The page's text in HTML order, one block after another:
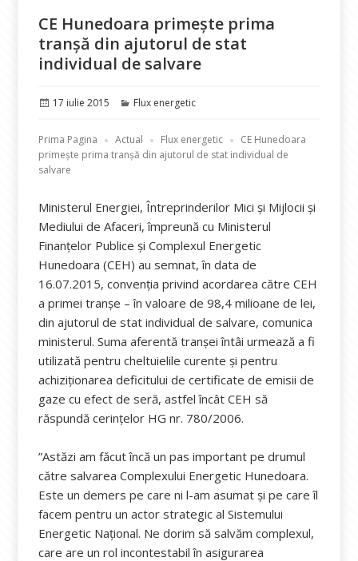
CE Hunedoara primește prima
tranșă din ajutorul de stat
individual de salvare
Publicat
17 iulie 2015 Categorii
Flux energetic
Prima Pagina Actual Flux energetic
CE Hunedoara
primește prima tranșă din ajutorul de stat individual de
salvare
Ministerul Energiei, Întreprinderilor Mici și Mijlocii și
Mediului de Afaceri, împreună cu Ministerul
Finanțelor Publice și Complexul Energetic
Hunedoara (CEH) au semnat, în data de
16.07.2015, convenția privind acordarea către CEH
a primei tranșe – în valoare de 98,4 milioane de lei,
din ajutorul de stat individual de salvare, comunica
ministerul. Suma aferentă tranșei întâi urmează a fi
utilizată pentru cheltuielile curente și pentru
achiziționarea deficitului de certificate de emisii de
gaze cu efect de seră, astfel încât CEH să
răspundă cerințelor HG nr. 780/2006.
”Astăzi am făcut încă un pas important pe drumul
către salvarea Complexului Energetic Hunedoara.
Este un demers pe care ni l-am asumat și pe care îl
facem pentru un actor strategic al Sistemului
Energetic Național. Ne dorim să salvăm complexul,
care are un rol incontestabil în asigurarea